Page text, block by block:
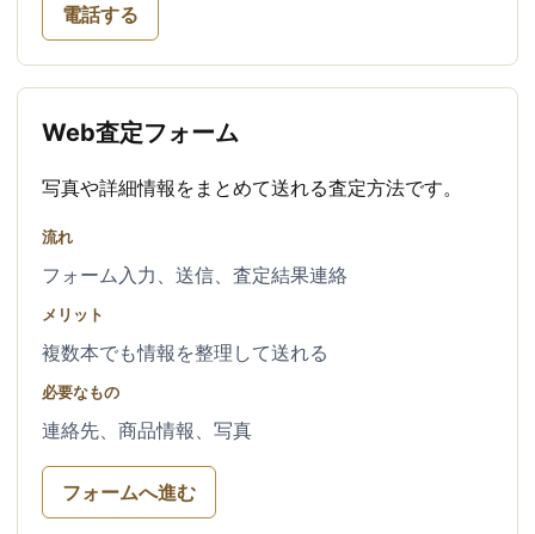
電話する
Web査定フォーム
写真や詳細情報をまとめて送れる査定方法です。
流れ
フォーム入力、送信、査定結果連絡
メリット
複数本でも情報を整理して送れる
必要なもの
連絡先、商品情報、写真
フォームへ進む